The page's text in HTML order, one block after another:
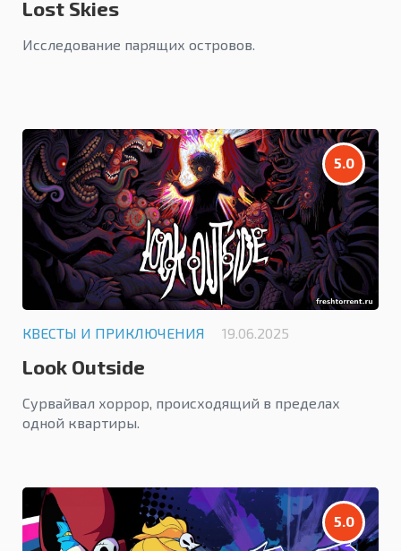
Lost Skies
Исследование парящих островов.
5.0
КВЕСТЫ И ПРИКЛЮЧЕНИЯ 19.06.2025
Look Outside
Сурвайвал хоррор, происходящий в пределах
одной квартиры.
5.0